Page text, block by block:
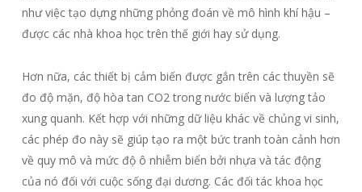
như việc tạo dựng những phỏng đoán về mô hình khí hậu –
được các nhà khoa học trên thế giới hay sử dụng.
Hơn nữa, các thiết bị cảm biến được gắn trên các thuyền sẽ
đo độ mặn, độ hòa tan CO2 trong nước biển và lượng tảo
xung quanh. Kết hợp với những dữ liệu khác về chủng vi sinh,
các phép đo này sẽ giúp tạo ra một bức tranh toàn cảnh hơn
về quy mô và mức độ ô nhiễm biển bởi nhựa và tác động
của nó đối với cuộc sống đại dương. Các đối tác khoa học